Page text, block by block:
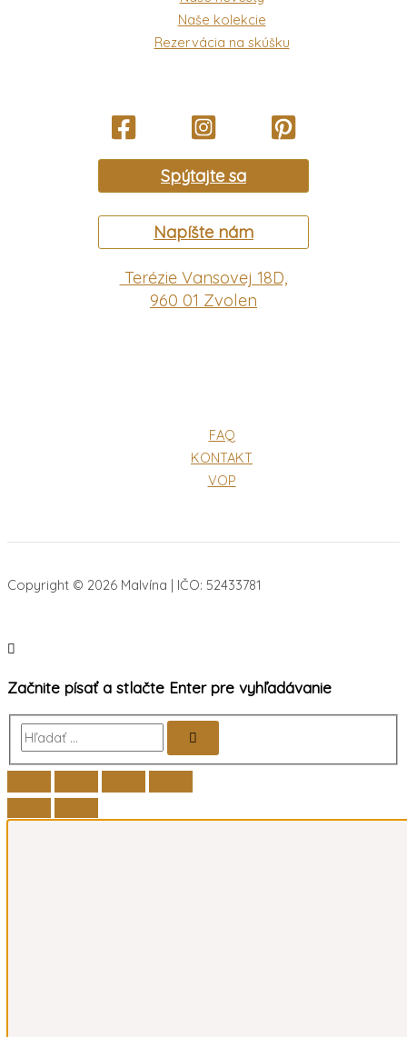
Naše kolekcie
Rezervácia na skúšku
Spýtajte sa
Napíšte nám
Terézie Vansovej 18D,
960 01 Zvolen
FAQ
KONTAKT
VOP
Copyright © 2026 Malvína | IČO: 52433781
Začnite písať a stlačte Enter pre vyhľadávanie